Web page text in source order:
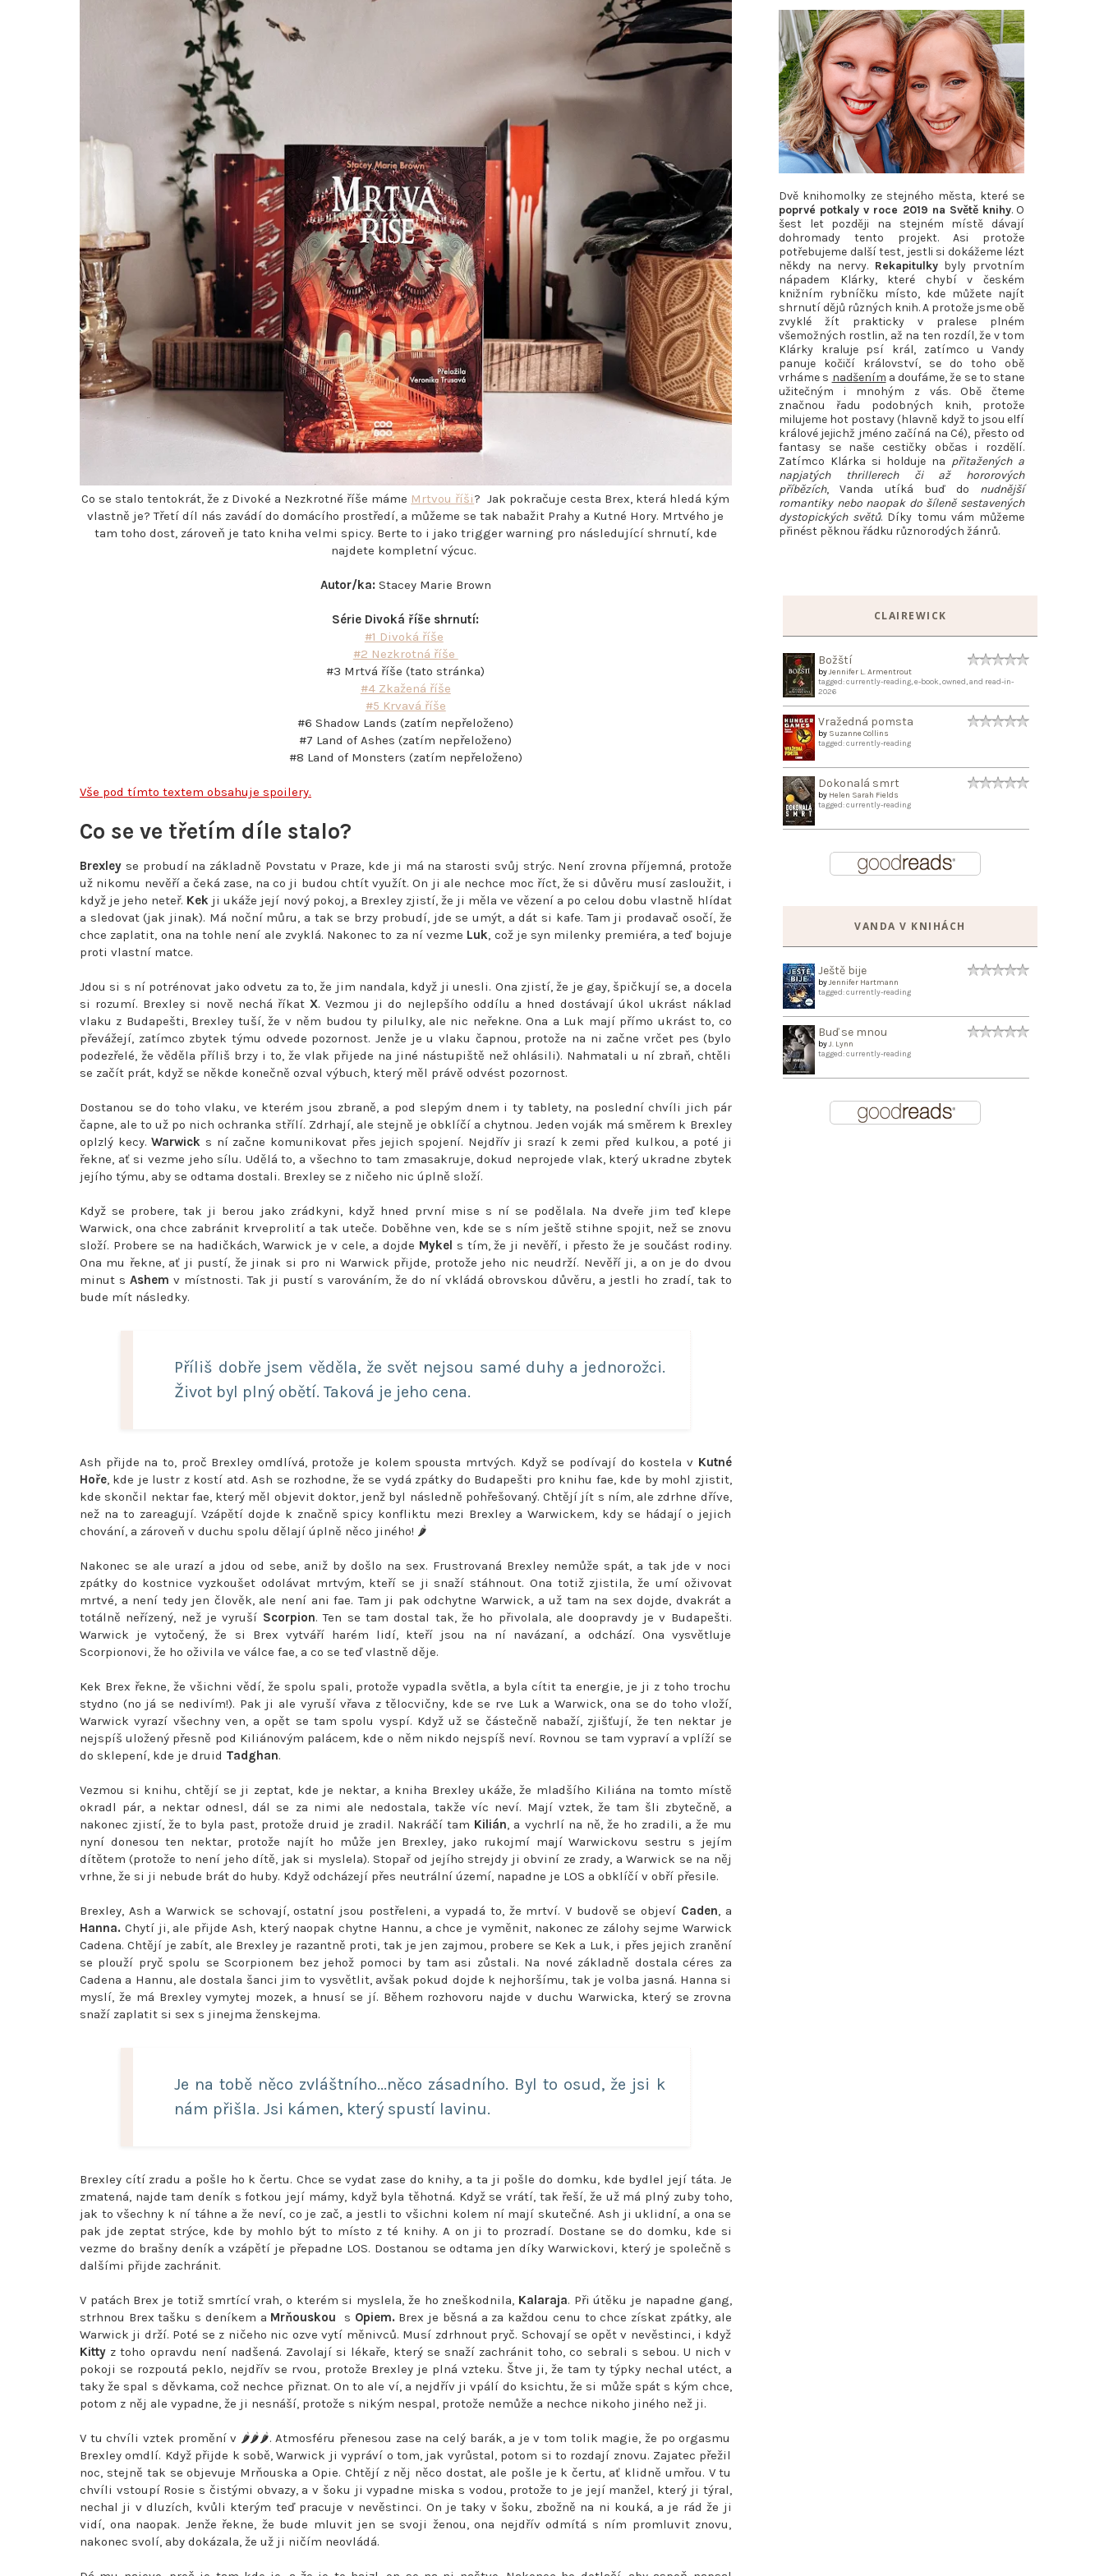
Co se stalo tentokrát, že z Divoké a Nezkrotné říše máme Mrtvou říši? Jak pokračuje cesta Brex, která hledá kým
vlastně je? Třetí díl nás zavádí do domácího prostředí, a můžeme se tak nabažit Prahy a Kutné Hory. Mrtvého je
tam toho dost, zároveň je tato kniha velmi spicy. Berte to i jako trigger warning pro následující shrnutí, kde
najdete kompletní výcuc.
Autor/ka: Stacey Marie Brown
Série Divoká říše shrnutí:
#1 Divoká říše
#2 Nezkrotná říše
#3 Mrtvá říše (tato stránka)
#4 Zkažená říše
#5 Krvavá říše
#6 Shadow Lands (zatím nepřeloženo)
#7 Land of Ashes (zatím nepřeloženo)
#8 Land of Monsters (zatím nepřeloženo)
Vše pod tímto textem obsahuje spoilery.
Co se ve třetím díle stalo?
Brexley se probudí na základně Povstatu v Praze, kde ji má na starosti svůj strýc. Není zrovna příjemná, protože
už nikomu nevěří a čeká zase, na co ji budou chtít využít. On ji ale nechce moc říct, že si důvěru musí zasloužit, i
když je jeho neteř. Kek ji ukáže její nový pokoj, a Brexley zjistí, že ji měla ve vězení a po celou dobu vlastně hlídat
a sledovat (jak jinak). Má noční můru, a tak se brzy probudí, jde se umýt, a dát si kafe. Tam ji prodavač osočí, že
chce zaplatit, ona na tohle není ale zvyklá. Nakonec to za ní vezme Luk, což je syn milenky premiéra, a teď bojuje
proti vlastní matce.
Jdou si s ní potrénovat jako odvetu za to, že jim nandala, když ji unesli. Ona zjistí, že je gay, špičkují se, a docela
si rozumí. Brexley si nově nechá říkat X. Vezmou ji do nejlepšího oddílu a hned dostávají úkol ukrást náklad
vlaku z Budapešti, Brexley tuší, že v něm budou ty pilulky, ale nic neřekne. Ona a Luk mají přímo ukrást to, co
převážejí, zatímco zbytek týmu odvede pozornost. Jenže je u vlaku čapnou, protože na ni začne vrčet pes (bylo
podezřelé, že věděla příliš brzy i to, že vlak přijede na jiné nástupiště než ohlásili). Nahmatali u ní zbraň, chtěli
se začít prát, když se někde konečně ozval výbuch, který měl právě odvést pozornost.
Dostanou se do toho vlaku, ve kterém jsou zbraně, a pod slepým dnem i ty tablety, na poslední chvíli jich pár
čapne, ale to už po nich ochranka střílí. Zdrhají, ale stejně je obklíčí a chytnou. Jeden voják má směrem k Brexley
oplzlý kecy.Warwick s ní začne komunikovat přes jejich spojení. Nejdřív ji srazí k zemi před kulkou, a poté ji
řekne, ať si vezme jeho sílu. Udělá to, a všechno to tam zmasakruje, dokud neprojede vlak, který ukradne zbytek
jejího týmu, aby se odtama dostali. Brexley se z ničeho nic úplně složí.
Když se probere, tak ji berou jako zrádkyni, když hned první mise s ní se podělala. Na dveře jim teď klepe
Warwick, ona chce zabránit krveprolití a tak uteče. Doběhne ven, kde se s ním ještě stihne spojit, než se znovu
složí. Probere se na hadičkách, Warwick je v cele, a dojde Mykel s tím, že ji nevěří, i přesto že je součást rodiny.
Ona mu řekne, ať ji pustí, že jinak si pro ni Warwick přijde, protože jeho nic neudrží. Nevěří ji, a on je do dvou
minut s Ashem v místnosti. Tak ji pustí s varováním, že do ní vkládá obrovskou důvěru, a jestli ho zradí, tak to
bude mít následky.
Příliš dobře jsem věděla, že svět nejsou samé duhy a jednorožci.
Život byl plný obětí. Taková je jeho cena.
Ash přijde na to, proč Brexley omdlívá, protože je kolem spousta mrtvých. Když se podívají do kostela v Kutné
Hoře, kde je lustr z kostí atd. Ash se rozhodne, že se vydá zpátky do Budapešti pro knihu fae, kde by mohl zjistit,
kde skončil nektar fae, který měl objevit doktor, jenž byl následně pohřešovaný. Chtějí jít s ním, ale zdrhne dříve,
než na to zareagují. Vzápětí dojde k značně spicy konfliktu mezi Brexley a Warwickem, kdy se hádají o jejich
chování, a zároveň v duchu spolu dělají úplně něco jiného! 🌶️
Nakonec se ale urazí a jdou od sebe, aniž by došlo na sex. Frustrovaná Brexley nemůže spát, a tak jde v noci
zpátky do kostnice vyzkoušet odolávat mrtvým, kteří se ji snaží stáhnout. Ona totiž zjistila, že umí oživovat
mrtvé, a není tedy jen člověk, ale není ani fae. Tam ji pak odchytne Warwick, a už tam na sex dojde, dvakrát a
totálně neřízený, než je vyruší Scorpion. Ten se tam dostal tak, že ho přivolala, ale doopravdy je v Budapešti.
Warwick je vytočený, že si Brex vytváří harém lidí, kteří jsou na ní navázaní, a odchází. Ona vysvětluje
Scorpionovi, že ho oživila ve válce fae, a co se teď vlastně děje.
Kek Brex řekne, že všichni vědí, že spolu spali, protože vypadla světla, a byla cítit ta energie, je ji z toho trochu
stydno (no já se nedivím!). Pak ji ale vyruší vřava z tělocvičny, kde se rve Luk a Warwick, ona se do toho vloží,
Warwick vyrazí všechny ven, a opět se tam spolu vyspí. Když už se částečně nabaží, zjišťují, že ten nektar je
nejspíš uložený přesně pod Kiliánovým palácem, kde o něm nikdo nejspíš neví. Rovnou se tam vypraví a vplíží se
do sklepení, kde je druid Tadghan.
Vezmou si knihu, chtějí se ji zeptat, kde je nektar, a kniha Brexley ukáže, že mladšího Kiliána na tomto místě
okradl pár, a nektar odnesl, dál se za nimi ale nedostala, takže víc neví. Mají vztek, že tam šli zbytečně, a
nakonec zjistí, že to byla past, protože druid je zradil. Nakráčí tam Kilián, a vychrlí na ně, že ho zradili, a že mu
nyní donesou ten nektar, protože najít ho může jen Brexley, jako rukojmí mají Warwickovu sestru s jejím
dítětem (protože to není jeho dítě, jak si myslela). Stopař od jejího strejdy ji obviní ze zrady, a Warwick se na něj
vrhne, že si ji nebude brát do huby. Když odcházejí přes neutrální území, napadne je LOS a obklíčí v obří přesile.
Brexley, Ash a Warwick se schovají, ostatní jsou postřeleni, a vypadá to, že mrtví. V budově se objeví Caden, a
Hanna. Chytí ji, ale přijde Ash, který naopak chytne Hannu, a chce je vyměnit, nakonec ze zálohy sejme Warwick
Cadena. Chtějí je zabít, ale Brexley je razantně proti, tak je jen zajmou, probere se Kek a Luk, i přes jejich zranění
se plouží pryč spolu se Scorpionem bez jehož pomoci by tam asi zůstali. Na nové základně dostala céres za
Cadena a Hannu, ale dostala šanci jim to vysvětlit, avšak pokud dojde k nejhoršímu, tak je volba jasná. Hanna si
myslí, že má Brexley vymytej mozek, a hnusí se jí. Během rozhovoru najde v duchu Warwicka, který se zrovna
snaží zaplatit si sex s jinejma ženskejma.
Je na tobě něco zvláštního...něco zásadního. Byl to osud, že jsi k
nám přišla. Jsi kámen, který spustí lavinu.
Brexley cítí zradu a pošle ho k čertu. Chce se vydat zase do knihy, a ta ji pošle do domku, kde bydlel její táta. Je
zmatená, najde tam deník s fotkou její mámy, když byla těhotná. Když se vrátí, tak řeší, že už má plný zuby toho,
jak to všechny k ní táhne a že neví, co je zač, a jestli to všichni kolem ní mají skutečné. Ash ji uklidní, a ona se
pak jde zeptat strýce, kde by mohlo být to místo z té knihy. A on ji to prozradí. Dostane se do domku, kde si
vezme do brašny deník a vzápětí je přepadne LOS. Dostanou se odtama jen díky Warwickovi, který je společně s
dalšími přijde zachránit.
V patách Brex je totiž smrtící vrah, o kterém si myslela, že ho zneškodnila, Kalaraja. Při útěku je napadne gang,
strhnou Brex tašku s deníkem a Mrňouskou s Opiem.Brex je běsná a za každou cenu to chce získat zpátky, ale
Warwick ji drží. Poté se z ničeho nic ozve vytí měnivců. Musí zdrhnout pryč. Schovají se opět v nevěstinci, i když
Kitty z toho opravdu není nadšená. Zavolají si lékaře, který se snaží zachránit toho, co sebrali s sebou. U nich v
pokoji se rozpoutá peklo, nejdřív se rvou, protože Brexley je plná vzteku. Štve ji, že tam ty týpky nechal utéct, a
taky že spal s děvkama, což nechce přiznat. On to ale ví, a nejdřív ji vpálí do ksichtu, že si může spát s kým chce,
potom z něj ale vypadne, že ji nesnáší, protože s nikým nespal, protože nemůže a nechce nikoho jiného než ji.
V tu chvíli vztek promění v 🌶️🌶️🌶️. Atmosféru přenesou zase na celý barák, a je v tom tolik magie, že po orgasmu
Brexley omdlí. Když přijde k sobě, Warwick ji vypráví o tom, jak vyrůstal, potom si to rozdají znovu. Zajatec přežil
noc, stejně tak se objevuje Mrňouska a Opie. Chtějí z něj něco dostat, ale pošle je k čertu, ať klidně umřou. V tu
chvíli vstoupí Rosie s čistými obvazy, a v šoku ji vypadne miska s vodou, protože to je její manžel, který ji týral,
nechal ji v dluzích, kvůli kterým teď pracuje v nevěstinci. On je taky v šoku, zbožně na ni kouká, a je rád že ji
vidí, ona naopak. Jenže řekne, že bude mluvit jen se svoji ženou, ona nejdřív odmítá s ním promluvit znovu,
nakonec svolí, aby dokázala, že už ji ničím neovládá.
Dvě knihomolky ze stejného města, které se
poprvé potkaly v roce 2019 na Světě knihy. O
šest let později na stejném místě dávají
dohromady tento projekt. Asi protože
potřebujeme další test, jestli si dokážeme lézt
někdy na nervy. Rekapitulkybyly prvotním
nápadem Klárky, které chybí v českém
knižním rybníčku místo, kde můžete najít
shrnutí dějů různých knih. A protože jsme obě
zvyklé žít prakticky v pralese plném
všemožných rostlin, až na ten rozdíl, že v tom
Klárky kraluje psí král, zatímco u Vandy
panuje kočičí království, se do toho obě
vrháme s nadšením a doufáme, že se to stane
užitečným i mnohým z vás. Obě čteme
značnou řadu podobných knih, protože
milujeme hot postavy (hlavně když to jsou elfí
králové jejichž jméno začíná na Cé), přesto od
fantasy se naše cestičky občas i rozdělí.
Zatímco Klárka si holduje na přitažených a
napjatých thrillerech či až hororových
příbězích, Vanda utíká buď do nudnější
romantiky nebo naopak do šíleně sestavených
dystopických světů. Díky tomu vám můžeme
přinést pěknou řádku různorodých žánrů.
CLAIREWICK
Božští
byJennifer L. Armentrout
tagged: currently-reading, e-book, owned, and read-in-
2026
Vražedná pomsta
by Suzanne Collins
tagged: currently-reading
Dokonalá smrt
by Helen Sarah Fields
tagged: currently-reading
VANDA V KNIHÁCH
Ještě bije
byJennifer Hartmann
tagged: currently-reading
Buď se mnou
byJ. Lynn
tagged: currently-reading